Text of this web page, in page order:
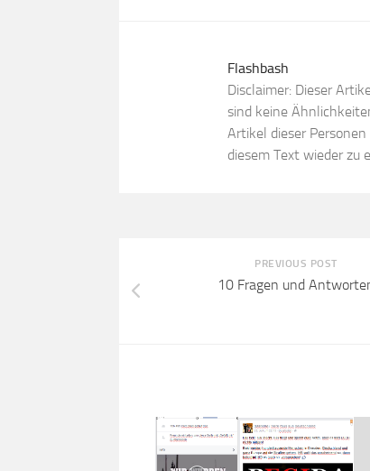
Flashbash
Disclaimer: Dieser
sind keine
Artikel dieser
diesem Text wieder zu
PREVIOUS POST
10 Fragen und